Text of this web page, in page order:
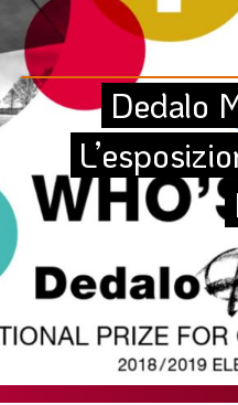
TUTORIAL
SCADENZARIO
ARCHIVIO
Ultima edizione
SOMMARIO
EDITORIALE
PREVIDENZA
Dedalo